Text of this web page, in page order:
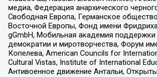
медиа, Федерация анархического
Свободная Европа, Германское
Восточной Европы, Фонд имени
gGmbH, Мобильная академия поддержки
демократии и миротворчества, Форум
Копелева, American Councils for
Cultural Vistas, Institute of International
Антивоенное движение Антальи,